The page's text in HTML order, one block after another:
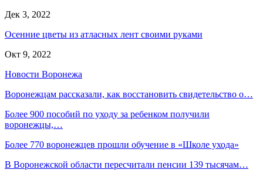
Дек 3, 2022
Осенние цветы из атласных лент своими руками
Окт 9, 2022
Новости Воронежа
Воронежцам рассказали, как восстановить свидетельство о…
Более 900 пособий по уходу за ребенком получили
воронежцы,…
Более 770 воронежцев прошли обучение в «Школе ухода»
В Воронежской области пересчитали пенсии 139 тысячам…